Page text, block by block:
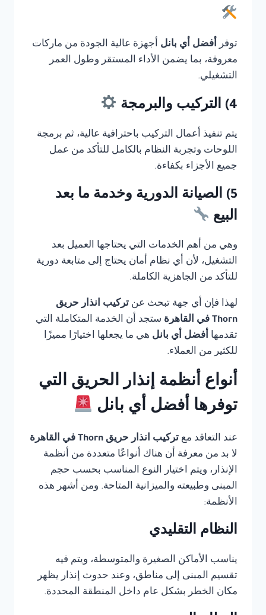
توفر أفضل أي بانل أجهزة عالية الجودة من ماركات
معروفة، بما يضمن الأداء المستقر وطول العمر
التشغيلي.
4) التركيب والبرمجة
يتم تنفيذ أعمال التركيب باحترافية عالية، ثم برمجة
اللوحات وتجربة النظام بالكامل للتأكد من عمل
جميع الأجزاء بكفاءة.
5) الصيانة الدورية وخدمة ما بعد
البيع
وهي من أهم الخدمات التي يحتاجها العميل بعد
التشغيل، لأن أي نظام أمان يحتاج إلى متابعة دورية
للتأكد من الجاهزية الكاملة.
لهذا فإن أي جهة تبحث عن تركيب انذار حريق
Thorn في القاهرة
ستجد أن الخدمة المتكاملة التي
تقدمها أفضل أي بانل هي ما يجعلها اختيارًا مميزًا
للكثير من العملاء.
أنواع أنظمة إنذار الحريق التي
توفرها أفضل أي بانل
عند التعاقد مع تركيب انذار حريق Thorn في القاهرة
لا بد من معرفة أن هناك أنواعًا متعددة من أنظمة
الإنذار، ويتم اختيار النوع المناسب بحسب حجم
المبنى وطبيعته والميزانية المتاحة. ومن أشهر هذه
الأنظمة:
النظام التقليدي
يناسب الأماكن الصغيرة والمتوسطة، ويتم فيه
تقسيم المبنى إلى مناطق، وعند حدوث إنذار يظهر
مكان الخطر بشكل عام داخل المنطقة المحددة.